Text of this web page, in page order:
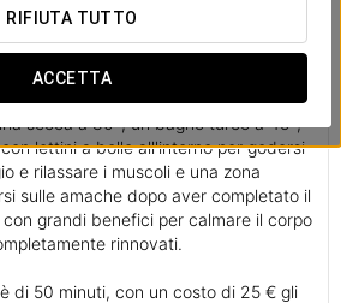
RIFIUTA TUTTO
ACCETTA
spaè dotata di tutto il necessario per
relax unico. Disponiamo di un'ampia
e di contrasto con aromaterapia
della passione, oltre alla
secca a 80º, un bagno turco a 45º,
lettini a bolle all'interno per godersi
e rilassare i muscoli e una zona
sulle amache dopo aver completato il
grandi benefici per calmare il corpo
rinnovati.
di 50 minuti, con un costo di 25 € gli